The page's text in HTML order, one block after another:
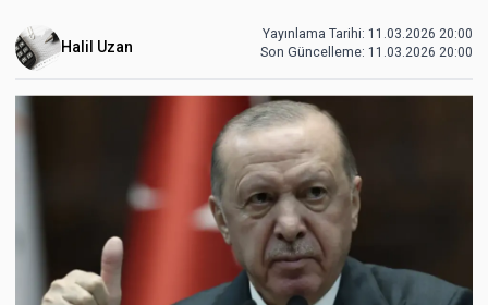
Halil Uzan
Yayınlama Tarihi: 11.03.2026 20:00
Son Güncelleme: 11.03.2026 20:00